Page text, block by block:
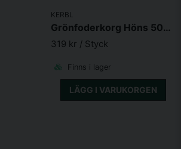
KERBL
Grönfoderkorg Höns 50cm
319 kr / Styck
Finns i lager
LÄGG I VARUKORGEN